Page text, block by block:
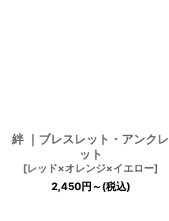
絆 ｜ブレスレット・アンクレ
ット
[レッド×オレンジ×イエロー]
2,450円～(税込)